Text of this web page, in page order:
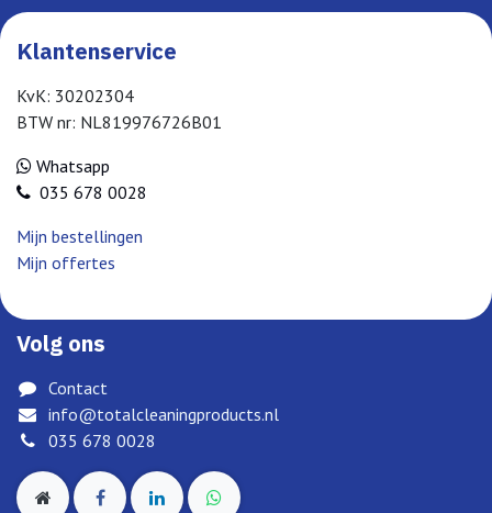
Klantenservice
KvK: 30202304
BTW nr: NL819976726B01
Whatsapp
035 678 0028
Mijn bestellingen
Mijn offertes
Volg ons
Contact
info@totalcleaningproducts.nl
035 678 0028